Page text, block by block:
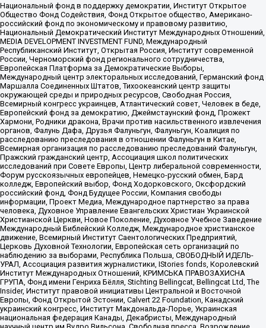
Национальный фонд в поддержку демократии, Институт Открытое
Общество Фонд Содействия, Фонд Открытое общество, Американо-
российский фонд по экономическому и правовому развитию,
Национальный Демократический Институт Международных Отношений,
MEDIA DEVELOPMENT INVESTMENT FUND, Международный
Республиканский Институт, Открытая Россия, Институт современной
России, Черноморский фонд регионального сотрудничества,
Европейская Платформа за Демократические Выборы,
Международный центр электоральных исследований, Германский фонд
Маршалла Соединенных Штатов, Тихоокеанский центр защиты
окружающей среды и природных ресурсов, Свободная Россия,
Всемирный конгресс украинцев, Атлантический совет, Человек в беде,
Европейский фонд за демократию, Джеймстаунский фонд, Прожект
Хармони, Родники дракона, Врачи против насильственного извлечения
органов, Фалунь Дафа, Друзья Фалуньгун, Фалуньгун, Коалиция по
расследованию преследования в отношении Фалуньгун в Китае,
Всемирная организация по расследованию преследований Фалуньгун,
Пражский гражданский центр, Ассоциация школ политических
исследований при Совете Европы, Центр либеральной современности,
Форум русскоязычных европейцев, Немецко-русский обмен, Бард
колледж, Европейский выбор, Фонд Ходорковского, Оксфордский
российский фонд, Фонд Будущее России, Компания свободы
информации, Проект Медиа, Международное партнерство за права
человека, Духовное Управление Евангельских Христиан Украинской
Христианской Церкви, Новое Поколение, Духовное Учебное Заведение
Международный Библейский Колледж, Международное христианское
движение, Всемирный Институт Саентологических Предприятий,
Церковь Духовной Технологии, Европейская сеть организаций по
наблюдению за выборами, Республика Польша, СВОБОДНЫЙ ИДЕЛЬ-
УРАЛ, Ассоциация развития журналистики, IStories fonds, Королевский
Институт Международных Отношений, КРИМСЬКА ПРАВОЗАХИСНА
ГРУПА, Фонд имени Генриха Бёлля, Stichting Bellingcat, Bellingcat Ltd, The
Insider, Институт правовой инициативы Центральной и Восточной
Европы, Фонд Открытой Эстонии, Calvert 22 Foundation, Канадский
украинский конгресс, Институт Макдональда-Лорье, Украинская
национальная федерация Канады, Декабристы, Международный